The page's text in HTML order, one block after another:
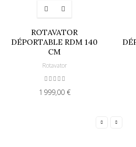
ROTAVATOR
DÉPORTABLE RDM 140
CM
Rotavator
1 999,00 €